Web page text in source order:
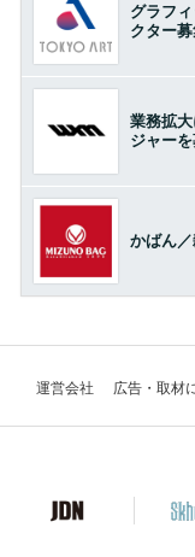
グラフ
クター
業務拡
ジャーを
かばん
運営会社 広告・取材